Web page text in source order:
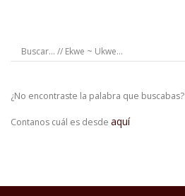
¿No encontraste la palabra que buscabas?
Contanos cuál es desde aquí